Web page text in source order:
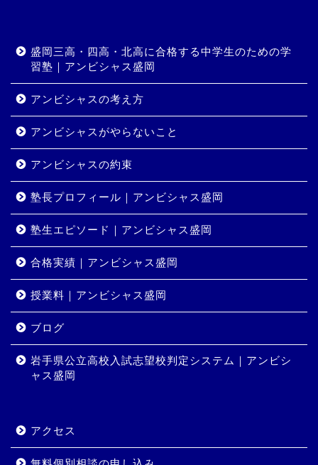
盛岡三高・四高・北高に合格する中学生のための学
習塾｜アンビシャス盛岡
アンビシャスの考え方
アンビシャスがやらないこと
アンビシャスの約束
塾長プロフィール｜アンビシャス盛岡
塾生エピソード｜アンビシャス盛岡
合格実績｜アンビシャス盛岡
授業料｜アンビシャス盛岡
ブログ
岩手県公立高校入試志望校判定システム｜アンビシ
ャス盛岡
アクセス
コース・料金
岩手県公立高校入試志望校
判定システム｜アンビシャ